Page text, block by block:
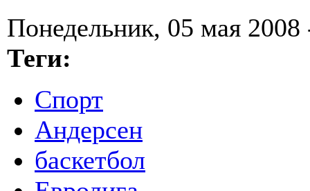
Понедельник, 05 мая 2008
Теги:
Спорт
Андерсен
баскетбол